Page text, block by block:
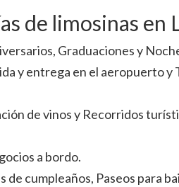
de limosinas en
Graduaciones y
y entrega en el aeropuerto y
de vinos y Recorridos
a bordo.
cumpleaños, Paseos para